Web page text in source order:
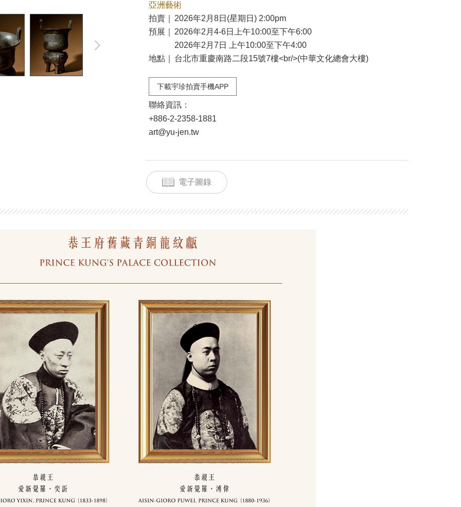
亞洲藝術
拍賣｜
2026年2月8日(星期日) 2:00pm
預展｜
2026年2月4-6日上午10:00至下午6:00
2026年2月7日 上午10:00至下午4:00
地點｜
台北市重慶南路二段15號7樓<br/>(中華文化總會大樓)
下載宇珍拍賣手機APP
聯絡資訊：
+886-2-2358-1881
art@yu-jen.tw
電子圖錄